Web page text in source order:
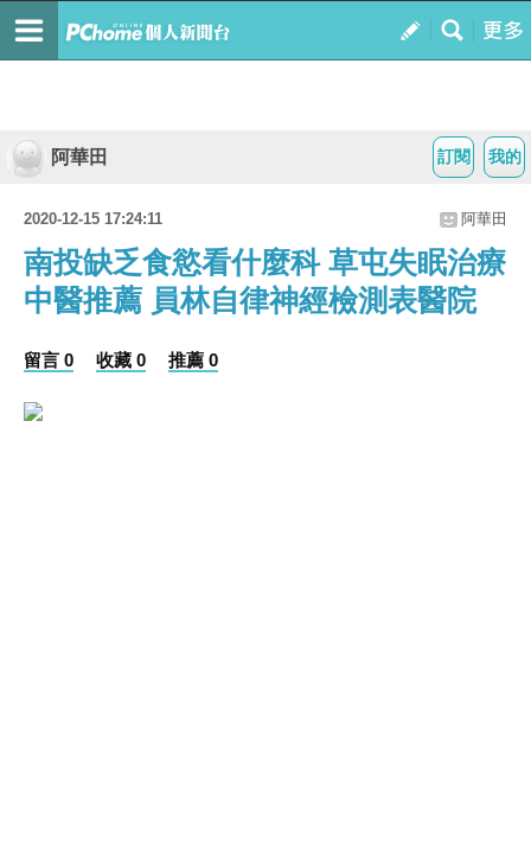
我的
訂閱
阿華田
2020-12-15 17:24:11 阿華田
南投缺乏食慾看什麼科 草屯失眠治療
中醫推薦 員林自律神經檢測表醫院
留言 0 收藏 0 推薦 0